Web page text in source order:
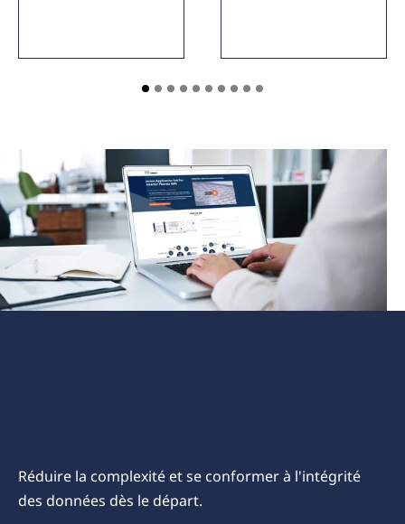
Set:
Pharma
HMI
Réduire la complexité et se conformer à l'intégrité
des données dès le départ.